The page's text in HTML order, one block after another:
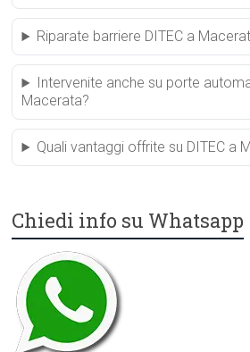
Riparate barriere DITEC a
Intervenite anche su porte
Macerata?
Quali vantaggi offrite su DITEC a
Chiedi info su Whatsapp